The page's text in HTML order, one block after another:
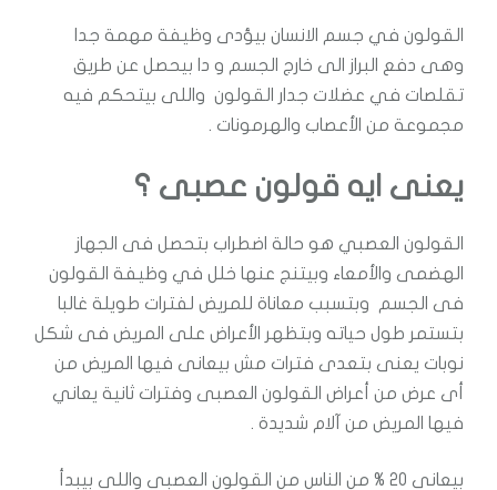
القولون في جسم الانسان بيؤدى وظيفة مهمة جدا
وهى دفع البراز الى خارج الجسم و دا بيحصل عن طريق
تقلصات في عضلات جدار القولون واللى بيتحكم فيه
مجموعة من الأعصاب والهرمونات .
يعنى ايه قولون عصبى ؟
القولون العصبي هو حالة اضطراب بتحصل فى الجهاز
الهضمى والأمعاء وبيتنج عنها خلل في وظيفة القولون
فى الجسم وبتسبب معاناة للمريض لفترات طويلة غالبا
بتستمر طول حياته وبتظهر الأعراض على المريض فى شكل
نوبات يعنى بتعدى فترات مش بيعانى فيها المريض من
أى عرض من أعراض القولون العصبى وفترات ثانية يعاني
فيها المريض من آلام شديدة .
بيعانى 20 % من الناس من القولون العصبى واللى بيبدأ